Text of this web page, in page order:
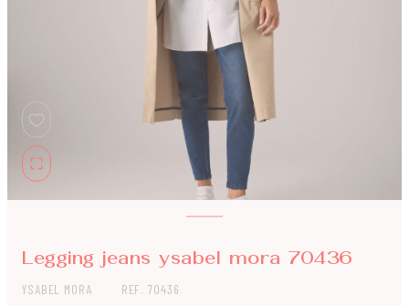
Legging jeans ysabel mora 70436
YSABEL MORA REF. 70436